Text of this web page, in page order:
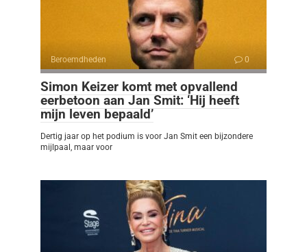
Beroemdheden 0
Simon Keizer komt met opvallend
eerbetoon aan Jan Smit: ‘Hij heeft
mijn leven bepaald’
Dertig jaar op het podium is voor Jan Smit een bijzondere
mijlpaal, maar voor